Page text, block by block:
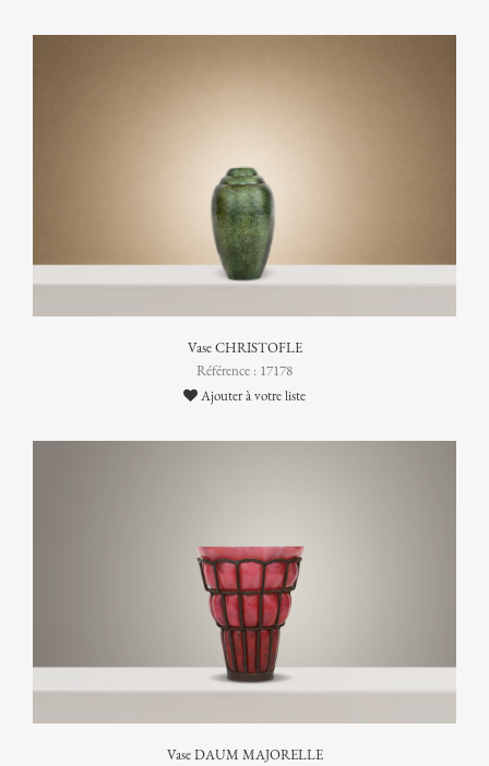
Vase CHRISTOFLE
Référence : 17178
Ajouter à votre liste
Vase DAUM MAJORELLE